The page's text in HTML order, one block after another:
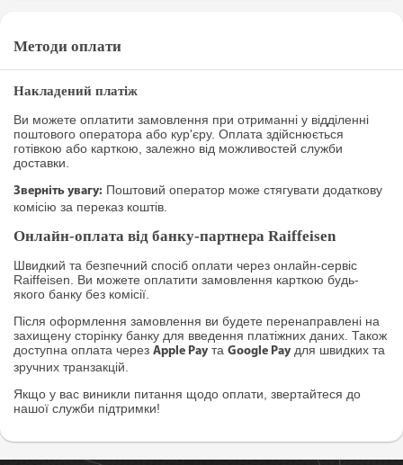
Методи оплати
Накладений платіж
Ви можете оплатити замовлення при отриманні у відділенні
поштового оператора або кур'єру. Оплата здійснюється
готівкою або карткою, залежно від можливостей служби
доставки.
Зверніть увагу: Поштовий оператор може стягувати додаткову
комісію за переказ коштів.
Онлайн-оплата від банку-партнера Raiffeisen
Швидкий та безпечний спосіб оплати через онлайн-сервіс
Raiffeisen. Ви можете оплатити замовлення карткою будь-
якого банку без комісії.
Після оформлення замовлення ви будете перенаправлені на
захищену сторінку банку для введення платіжних даних. Також
доступна оплата через Apple Pay та Google Pay для швидких та
зручних транзакцій.
Якщо у вас виникли питання щодо оплати, звертайтеся до
нашої служби підтримки!